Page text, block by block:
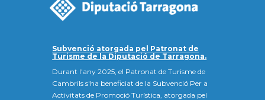
Subvenció atorgada pel Patronat de
Turisme de la Diputació de Tarragona.
Durant l'any 2025, el Patronat de Turisme de
Cambrils s'ha beneficiat de la Subvenció Per a
Activitats de Promoció Turística, atorgada pel